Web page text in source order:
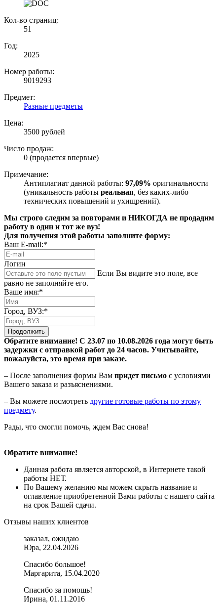
Кол-во страниц:
51
Год:
2025
Номер работы:
9019293
Предмет:
Разные предметы
Цена:
3500 рублей
Число продаж:
0 (продается впервые)
Примечание:
Антиплагиат данной работы: 97,09% оригинальности
(уникальность работы реальная, без каких-либо
технических повышений и ухищрений).
Мы строго следим за повторами и НИКОГДА не продадим
работу в один и тот же вуз!
Для получения этой работы заполните форму:
Ваш E-mail:*
Логин
Если Вы видите это поле, все
равно не заполняйте его.
Ваше имя:*
Город, ВУЗ:*
Продолжить
Обратите внимание! С 23.07 по 10.08.2026 года могут быть
задержки с отправкой работ до 24 часов. Учитывайте,
пожалуйста, это время при заказе.
– После заполнения формы Вам придет письмо с условиями
Вашего заказа и разъяснениями.
– Вы можете посмотреть другие готовые работы по этому
предмету.
Рады, что смогли помочь, ждем Вас снова!
Обратите внимание!
Данная работа является авторской, в Интернете такой
работы НЕТ.
По Вашему желанию мы можем скрыть название и
оглавление приобретенной Вами работы с нашего сайта
на срок Вашей сдачи.
Отзывы наших клиентов
заказал, ожидаю
Юра, 22.04.2026
Спасибо большое!
Маргарита, 15.04.2020
Спасибо за помощь!
Ирина, 01.11.2016